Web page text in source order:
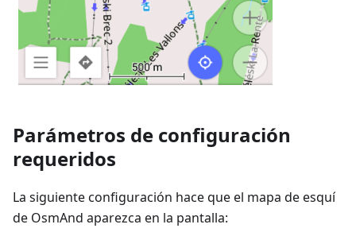
Parámetros de configuración
requeridos
La siguiente configuración hace que el mapa de esquí
de OsmAnd aparezca en la pantalla: